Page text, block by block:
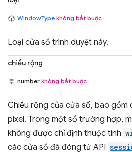
WindowType không bắt buộc
Loại cửa sổ trình duyệt này.
chiều rộng
number không bắt buộc
Chiều rộng của cửa sổ, bao gồm
pixel. Trong một số trường hợp,
không được chỉ định thuộc tính
các cửa sổ đã đóng từ API